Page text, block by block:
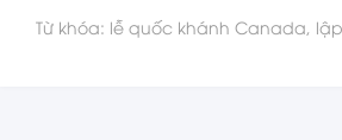
Từ khóa: lễ quốc khánh Canada,